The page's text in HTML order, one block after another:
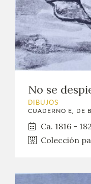
No se
DIBUJOS
CUADERNO E, DE
Ca. 1816 -
Colección